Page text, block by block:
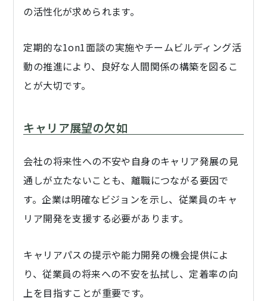
の活性化が求められます。
定期的な1on1面談の実施やチームビルディング活
動の推進により、良好な人間関係の構築を図るこ
とが大切です。
キャリア展望の欠如
会社の将来性への不安や自身のキャリア発展の見
通しが立たないことも、離職につながる要因で
す。企業は明確なビジョンを示し、従業員のキャ
リア開発を支援する必要があります。
キャリアパスの提示や能力開発の機会提供によ
り、従業員の将来への不安を払拭し、定着率の向
上を目指すことが重要です。